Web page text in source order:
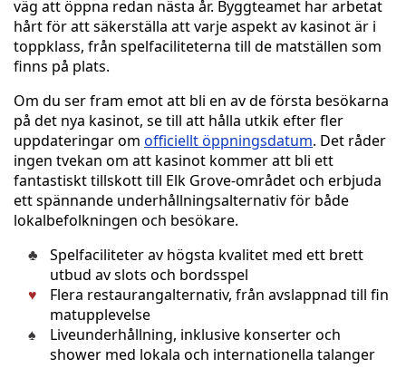
väg att öppna redan nästa år. Byggteamet har arbetat
hårt för att säkerställa att varje aspekt av kasinot är i
toppklass, från spelfaciliteterna till de matställen som
finns på plats.
Om du ser fram emot att bli en av de första besökarna
på det nya kasinot, se till att hålla utkik efter fler
uppdateringar om officiellt öppningsdatum. Det råder
ingen tvekan om att kasinot kommer att bli ett
fantastiskt tillskott till Elk Grove-området och erbjuda
ett spännande underhållningsalternativ för både
lokalbefolkningen och besökare.
Spelfaciliteter av högsta kvalitet med ett brett
utbud av slots och bordsspel
Flera restaurangalternativ, från avslappnad till fin
matupplevelse
Liveunderhållning, inklusive konserter och
shower med lokala och internationella talanger